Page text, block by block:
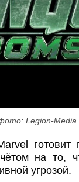
Legion-Media
готовит
на то,
угрозой.